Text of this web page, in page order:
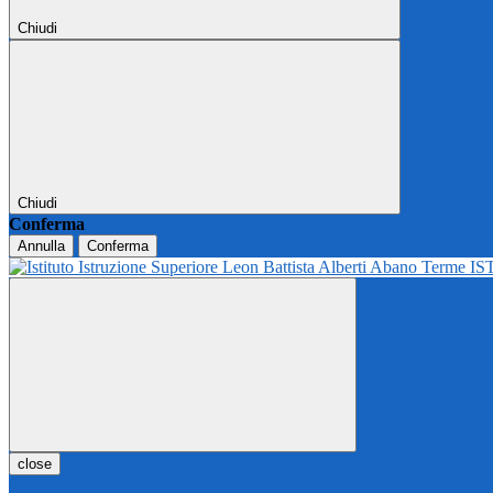
Chiudi
Chiudi
Conferma
Annulla Conferma
close